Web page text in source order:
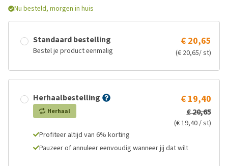
Nu besteld, morgen in huis
Standaard bestelling
Bestel je product eenmalig
€ 20,65
(€ 20,65/ st)
Herhaalbestelling
Herhaal
€ 19,40
€ 20,65
(€ 19,40 / st)
Profiteer altijd van 6% korting
Pauzeer of annuleer eenvoudig wanneer jij dat wilt